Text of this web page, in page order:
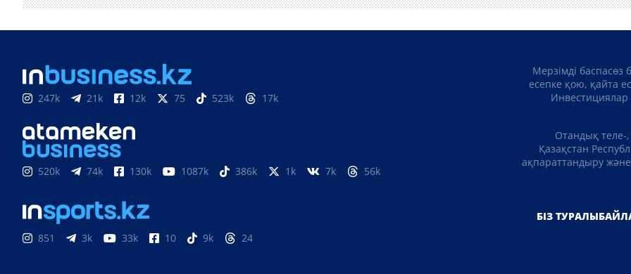
247k 21k 12k 75 523k 17k
520k 74k 130k 1087k 386k 1k 7k 56k
851 3k 33k 10 9k 24
Мерзімді баспасөз
есепке қою, қайта
Инвестициялар
Отандық теле-
Қазақстан
ақпараттандыру
БІЗ ТУРАЛЫ